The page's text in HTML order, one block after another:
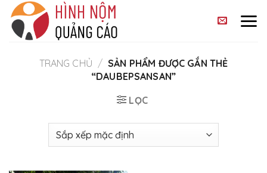
Skip
content
TRANG CHỦ / SẢN PHẨM ĐƯỢC GẮN THẺ
“DAUBEPSANSAN”
LỌC